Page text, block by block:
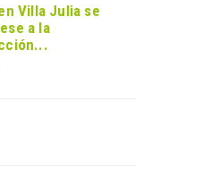
Villa Julia se
a la